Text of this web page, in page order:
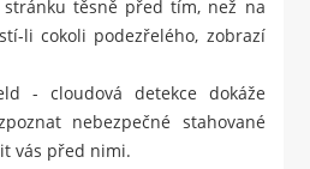
stránku těsně před tím, než na
li cokoli podezřelého, zobrazí
- cloudová detekce dokáže
nebezpečné stahované
vás před nimi.